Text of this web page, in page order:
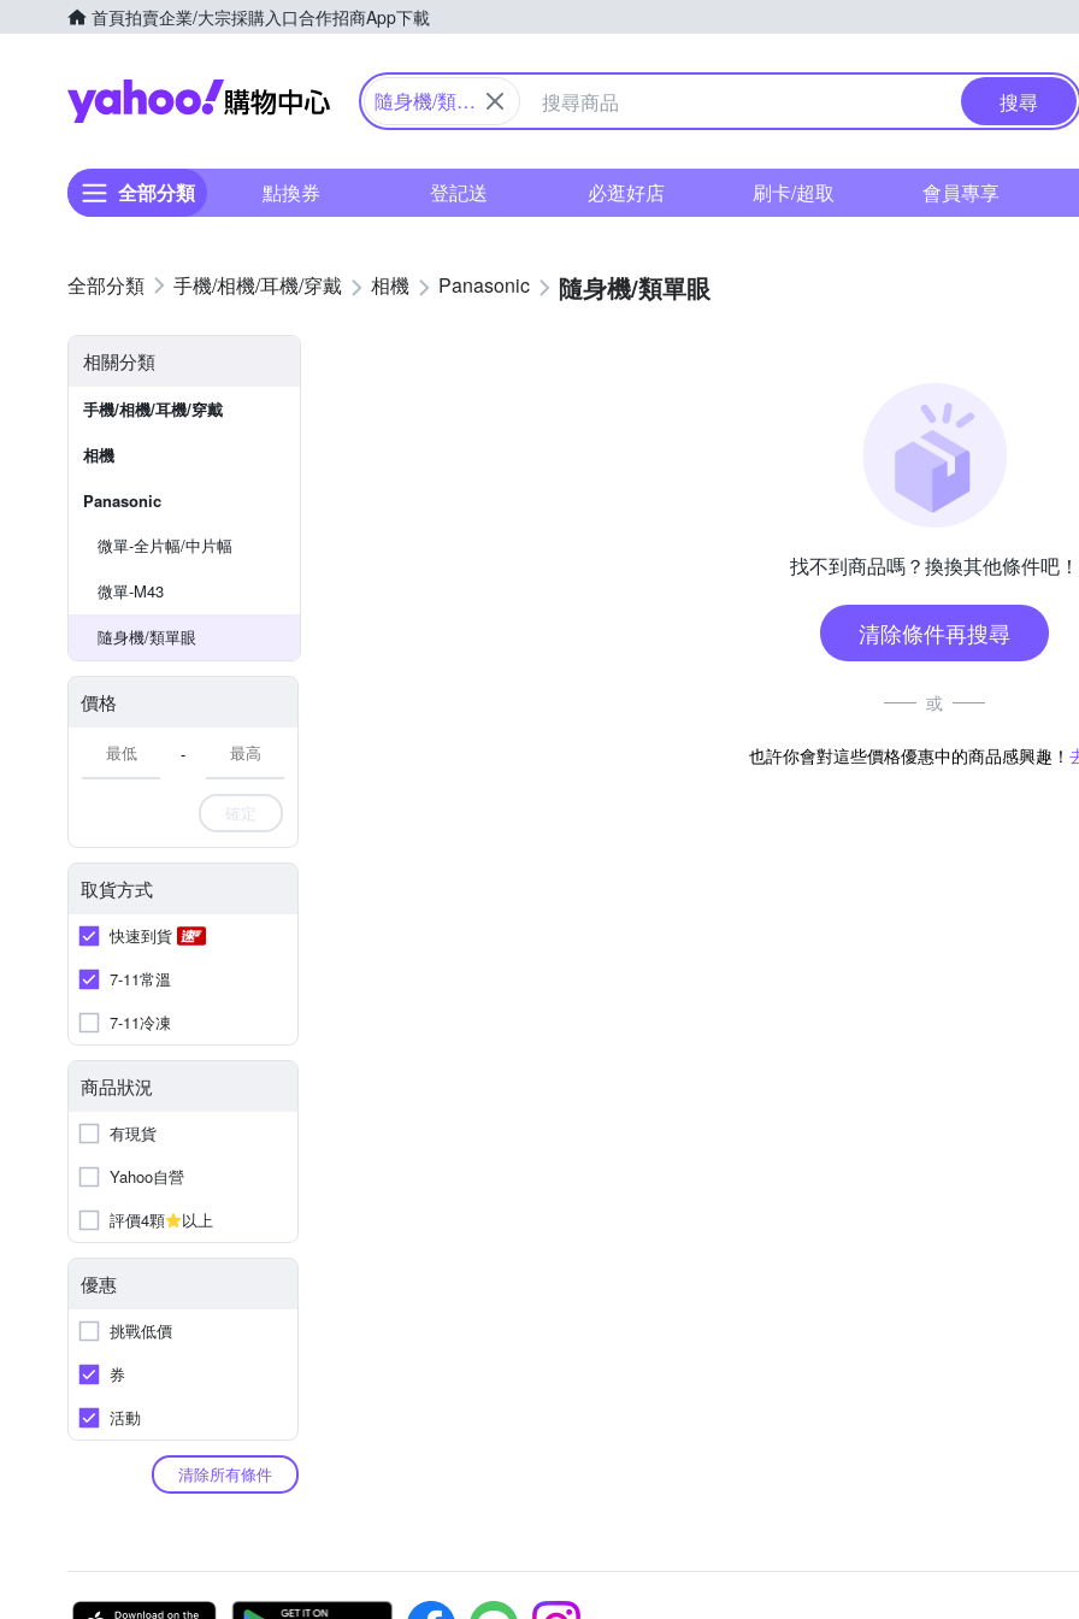
首頁拍賣企業/大宗採購入口合作招商App下載
Yahoo購物中心
隨身機/類單
搜尋
全部分類 點換券 登記送 必逛好店 刷卡/超取 會員專享
手機/相機/耳機/穿戴 相機 Panasonic 隨身機/類單眼
相關分類
手機/相機/耳機/穿戴
相機
Panasonic
微單-全片幅/中片幅
微單-M43
隨身機/類單眼
價格
-
確定
取貨方式
快速到貨
7-11常溫
7-11冷凍
商品狀況
有現貨
Yahoo自營
評價4顆
以上
優惠
挑戰低價
券
活動
清除所有條件
找不到商品嗎？換換其他條件吧！
清除條件再搜尋
或
也許你會對這些價格優惠中的商品感興趣！